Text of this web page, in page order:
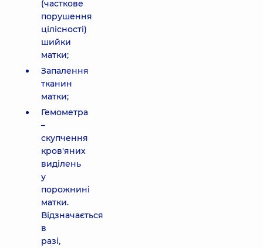
(часткове
порушення
цілісності)
шийки
матки;
Запалення
тканин
матки;
Гемометра
–
скупчення
кров'яних
виділень
у
порожнині
матки.
Відзначається
в
разі,